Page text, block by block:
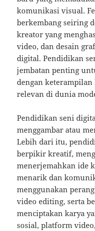
komunikasi visual.
berkembang seiring
kreator yang
video, dan desain
digital. Pendidikan
jembatan penting
dengan
relevan di dunia
Pendidikan seni
menggambar atau
Lebih dari itu,
berpikir kreatif,
menerjemahkan ide
menarik dan
menggunakan
video editing, serta
menciptakan karya
sosial, platform